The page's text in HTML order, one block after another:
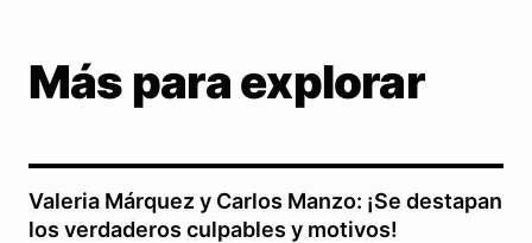
Más para explorar
Valeria Márquez y Carlos Manzo: ¡Se destapan
los verdaderos culpables y motivos!